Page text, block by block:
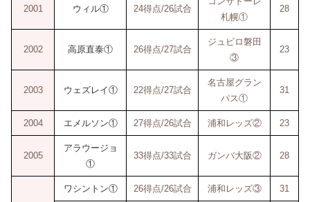
2001 ウィル① 24得点/26試合
札幌①
28
2002 高原直泰① 26得点/27試合
ジュビロ磐田
③
23
2003 ウェズレイ① 22得点/27試合
名古屋グラン
パス①
31
2004 エメルソン① 27得点/26試合 浦和レッズ② 23
2005
アラウージョ
①
33得点/33試合 ガンバ大阪② 28
ワシントン① 26得点/26試合 浦和レッズ③ 31